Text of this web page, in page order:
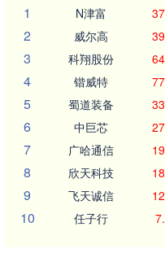
1
N津富
2 威尔高
3 科翔股份
4 锴威特
5 蜀道装备
6 中巨芯
7 广哈通信
8 欣天科技
9 飞天诚信
10 任子行